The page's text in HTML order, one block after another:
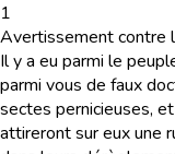
1
Avertissement contre
Il y a eu parmi le
parmi vous de faux
sectes pernicieuses,
attireront sur eux une